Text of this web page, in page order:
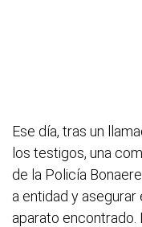
Ese día, tras un
los testigos, una
de la Policía
a entidad y asegurar
aparato encontrado.